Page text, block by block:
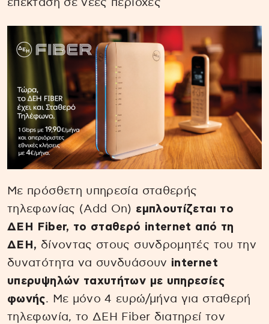
επέκταση σε νέες περιοχές
Με πρόσθετη υπηρεσία σταθερής
τηλεφωνίας (Add On) εμπλουτίζεται το
ΔΕΗ Fiber, το σταθερό internet από τη
ΔΕΗ, δίνοντας στους συνδρομητές του την
δυνατότητα να συνδυάσουν internet
υπερυψηλών ταχυτήτων με υπηρεσίες
φωνής. Με μόνο 4 ευρώ/μήνα για σταθερή
τηλεφωνία, το ΔΕΗ Fiber διατηρεί τον